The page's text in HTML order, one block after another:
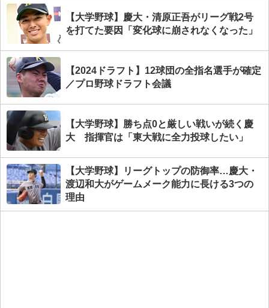
【大学野球】慶大・清原正吾がリーグ戦2号
を打てた要因「変化球に崩されなくなった」
【2024ドラフト】12球団の全指名選手が確定
／プロ野球ドラフト会議
【大学野球】勝ち点0と厳しい戦いが続く慶
大 指揮官は「東大戦に全力投球したい」
【大学野球】リーグトップの防御率…慶大・
渡辺和大がゲームメーク能力に長ける3つの
理由